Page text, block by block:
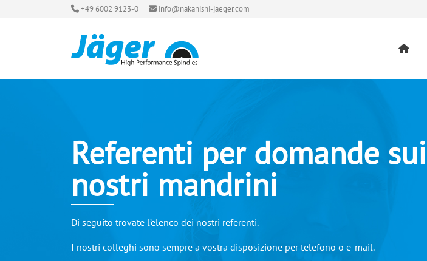
+49 6002 9123-0 info@nakanishi-jaeger.com
Referenti per domande sui
nostri mandrini
Di seguito trovate l’elenco dei nostri referenti.
I nostri colleghi sono sempre a vostra disposizione per telefono o e-mail.